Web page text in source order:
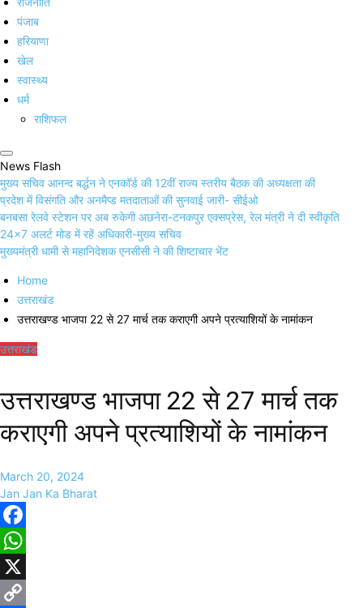
पंजाब
हरियाणा
खेल
स्वास्थ्य
धर्म
राशिफल
News Flash
मुख्य सचिव आनन्द बर्द्धन ने एनकॉर्ड की 12वीं राज्य स्तरीय बैठक की अध्यक्षता की
प्रदेश में विसंगति और अनमैप्ड मतदाताओं की सुनवाई जारी- सीईओ
बनबसा रेलवे स्टेशन पर अब रुकेगी अछनेरा-टनकपुर एक्सप्रेस, रेल मंत्री ने दी स्वीकृति
24×7 अलर्ट मोड में रहें अधिकारी-मुख्य सचिव
मुख्यमंत्री धामी से महानिदेशक एनसीसी ने की शिष्टाचार भेंट
Home
उत्तराखंड
उत्तराखण्ड भाजपा 22 से 27 मार्च तक कराएगी अपने प्रत्याशियों के नामांकन
उत्तराखंड
उत्तराखण्ड भाजपा 22 से 27 मार्च तक
कराएगी अपने प्रत्याशियों के नामांकन
March 20, 2024
Jan Jan Ka Bharat
Facebook
WhatsApp
X